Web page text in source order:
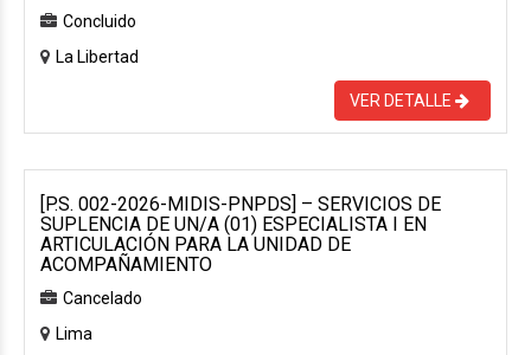
Concluido
La Libertad
VER DETALLE
[P.S. 002-2026-MIDIS-PNPDS] – SERVICIOS DE
SUPLENCIA DE UN/A (01) ESPECIALISTA I EN
ARTICULACIÓN PARA LA UNIDAD DE
ACOMPAÑAMIENTO
Cancelado
Lima